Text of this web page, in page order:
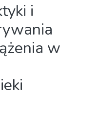
i
w